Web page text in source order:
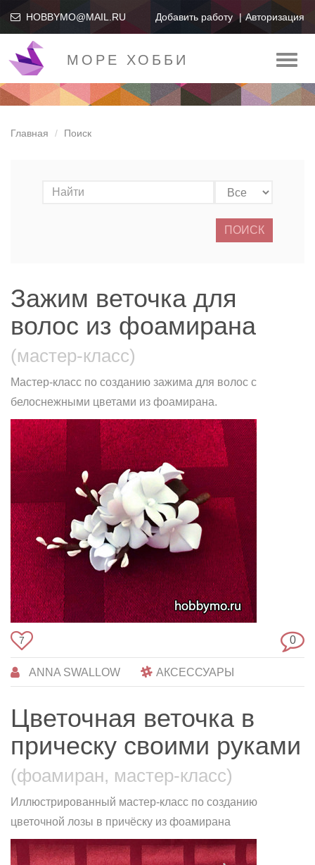
HOBBYMO@MAIL.RU Добавить работу Авторизация
МОРЕ ХОББИ
Главная Поиск
ПОИСК
Зажим веточка для
волос из фоамирана
(мастер-класс)
Мастер-класс по созданию зажима для волос с
белоснежными цветами из фоамирана.
7 0
ANNA SWALLOW АКСЕССУАРЫ
Цветочная веточка в
прическу своими руками
(фоамиран, мастер-класс)
Иллюстрированный мастер-класс по созданию
цветочной лозы в причёску из фоамирана